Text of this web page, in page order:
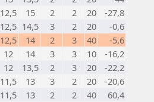
12,5 15 2 2 20
-27,8
12,5 14,5 3 2 20
-0,6
12,5 14 2 3 40
-5,6
12 14 3 3 10
-16,2
12 13,5 2 3 20
-22,2
11,5 13 3 2 20
-20,6
11,5 13 2 2 40
60,4